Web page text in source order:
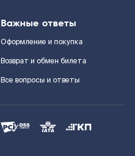
Важные ответы
Оформление и покупка
Возврат и обмен билета
Все вопросы и ответы